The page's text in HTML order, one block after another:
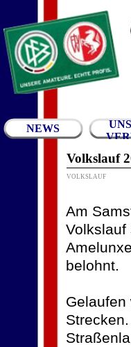
NEWS
Volkslauf
VOLKSLAUF
Am
Volkslauf
belohnt.
Gelaufen